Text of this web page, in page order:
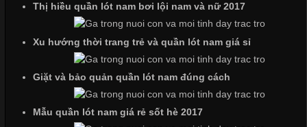
Cập nhật 2026-06-01 16:20:50
Áo thun là một trong những trang phục phổ biến nhất hiện nay
nhờ tính tiện dụng, dễ phối đồ và phù hợp với nhiều đối tượng.
Bên cạnh chất liệu và kiểu dáng, phần cổ áo cũng là yếu tố
quan trọng tạo nên phong cách riêng cho từng sản phẩm. Mỗi
loại cổ áo sẽ mang đến một vẻ đẹp khác
Thị hiều quần lót nam bơi lội nam và nữ 2017
Xu hướng thời trang trẻ và quần lót nam giá sỉ
Giặt và bảo quản quần lót nam đúng cách
Mẫu quần lót nam giá rẻ sốt hè 2017